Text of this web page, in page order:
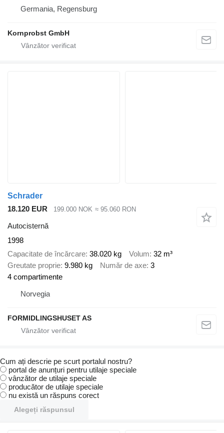
Germania, Regensburg
Kornprobst GmbH
Schrader
18.120 EUR
199.000 NOK ≈ 95.060 RON
Autocisternă
1998
Capacitate de încărcare 38.020 kg Volum 32 m³
Greutate proprie 9.980 kg Număr de axe 3
4 compartimente
Norvegia
FORMIDLINGSHUSET AS
Cum ați descrie pe scurt portalul nostru?
portal de anunțuri pentru utilaje speciale
vânzător de utilaje speciale
producător de utilaje speciale
nu există un răspuns corect
Alegeți răspunsul